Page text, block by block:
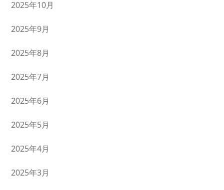
2025年10月
2025年9月
2025年8月
2025年7月
2025年6月
2025年5月
2025年4月
2025年3月